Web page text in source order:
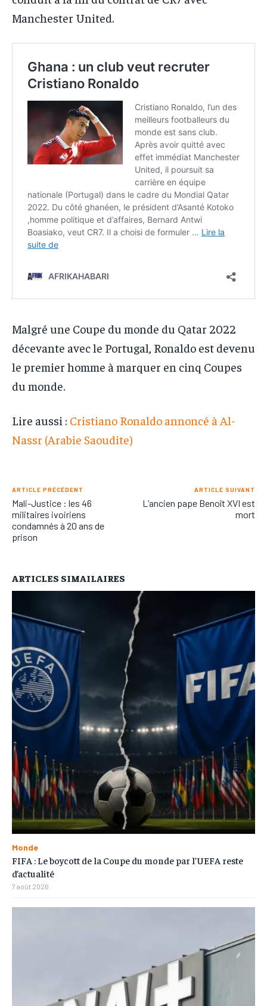
Manchester United.
Malgré une Coupe du monde du Qatar 2022
décevante avec le Portugal, Ronaldo est devenu
le premier homme à marquer en cinq Coupes
du monde.
Lire aussi : Cristiano Ronaldo annoncé à Al-
Nassr (Arabie Saoudite)
ARTICLE PRÉCÉDENT
Mali-Justice : les 46
militaires ivoiriens
condamnés à 20 ans de
prison
ARTICLE SUIVANT
L’ancien pape Benoît XVI est
mort
ARTICLES SIMAILAIRES
Monde
FIFA : Le boycott de la Coupe du monde par l’UEFA reste
d’actualité
7 août 2026